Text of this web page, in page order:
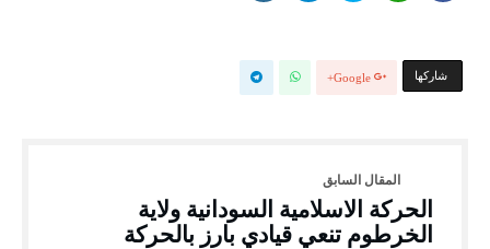
‫‫ شاركها‬ Google+
الحركة الاسلامية السودانية ولاية
الخرطوم تنعي قيادي بارز بالحركة